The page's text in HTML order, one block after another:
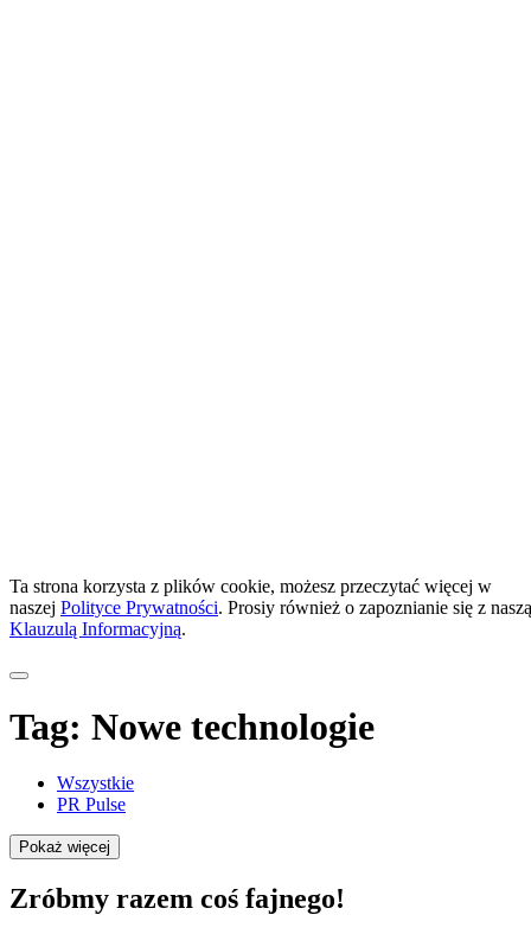
Ta strona korzysta z plików cookie, możesz przeczytać więcej w
naszej Polityce Prywatności. Prosiy również o zapoznianie się z naszą
Klauzulą Informacyjną.
Tag: Nowe technologie
Wszystkie
PR Pulse
Pokaż więcej
Zróbmy razem coś fajnego!